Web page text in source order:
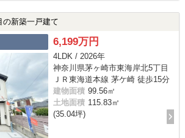
の新築一戸建て
6,199万円
4LDK / 2026年
神奈川県茅ヶ崎市東海岸北5丁目
ＪＲ東海道本線 茅ケ崎 徒歩15分
建物面積 99.56㎡
土地面積 115.83㎡
(35.04坪)